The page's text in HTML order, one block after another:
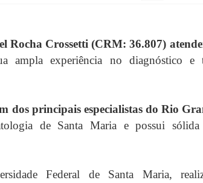
Rocha Crossetti (CRM: 36.807)
ampla experiência no diagnóstico e
dos principais especialistas do Rio
de Santa Maria e possui sólida
Federal de Santa Maria,